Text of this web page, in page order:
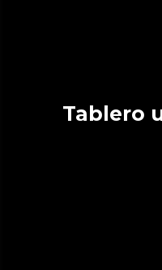
Tablero